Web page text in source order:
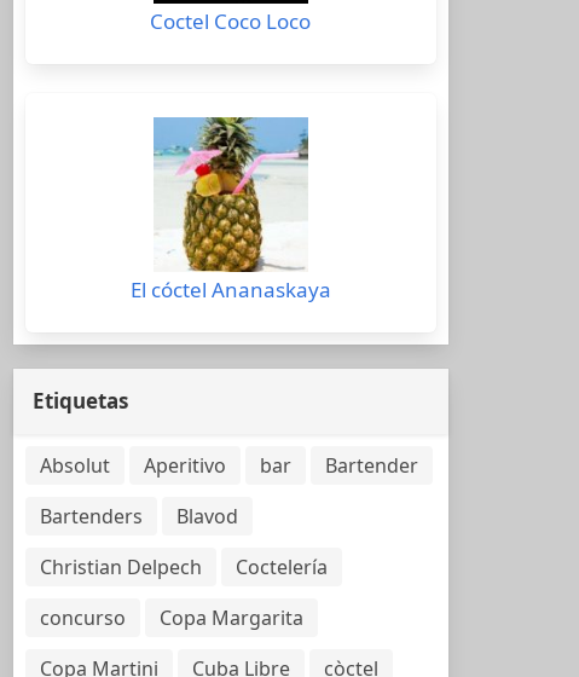
Coctel Coco Loco
El cóctel Ananaskaya
Etiquetas
Absolut Aperitivo bar
Bartender
Bartenders
Blavod
Christian Delpech
Coctelería
concurso
Copa Margarita
Copa Martini
Cuba Libre
còctel